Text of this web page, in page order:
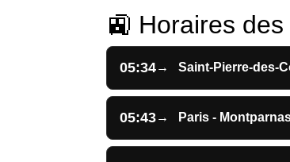
🚉 Horaires
05:34→ Saint-Pierre-des-
05:43→ Paris -